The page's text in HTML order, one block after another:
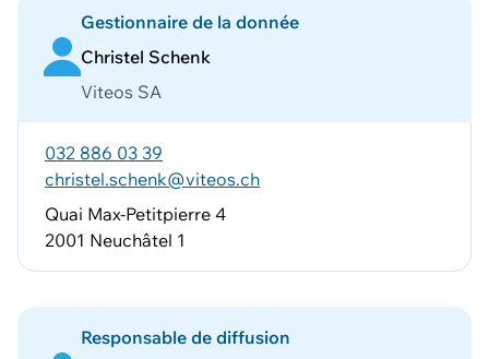
Gestionnaire de la donnée
Christel Schenk
Viteos SA
032 886 03 39
christel.schenk@viteos.ch
Quai Max-Petitpierre 4
2001 Neuchâtel 1
Responsable de diffusion